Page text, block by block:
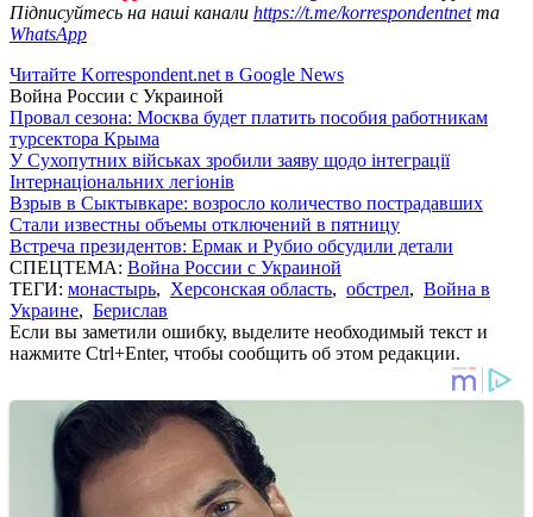
Підписуйтесь на наші канали https://t.me/korrespondentnetта
WhatsApp
Читайте Korrespondent.net в Google News
Война России с Украиной
Провал сезона: Москва будет платить пособия работникам
турсектора Крыма
У Сухопутних військах зробили заяву щодо інтеграції
Інтернаціональних легіонів
Взрыв в Сыктывкаре: возросло количество пострадавших
Стали известны объемы отключений в пятницу
Встреча президентов: Ермак и Рубио обсудили детали
СПЕЦТЕМА: Война России с Украиной
ТЕГИ: монастырь, Херсонская область, обстрел, Война в
Украине, Берислав
Если вы заметили ошибку, выделите необходимый текст и
нажмите Ctrl+Enter, чтобы сообщить об этом редакции.